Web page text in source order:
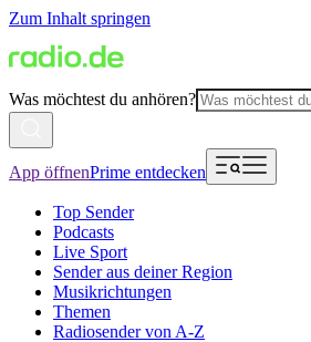
Zum Inhalt springen
Was möchtest du anhören?
App öffnenPrime entdecken
Top Sender
Podcasts
Live Sport
Sender aus deiner Region
Musikrichtungen
Themen
Radiosender von A-Z